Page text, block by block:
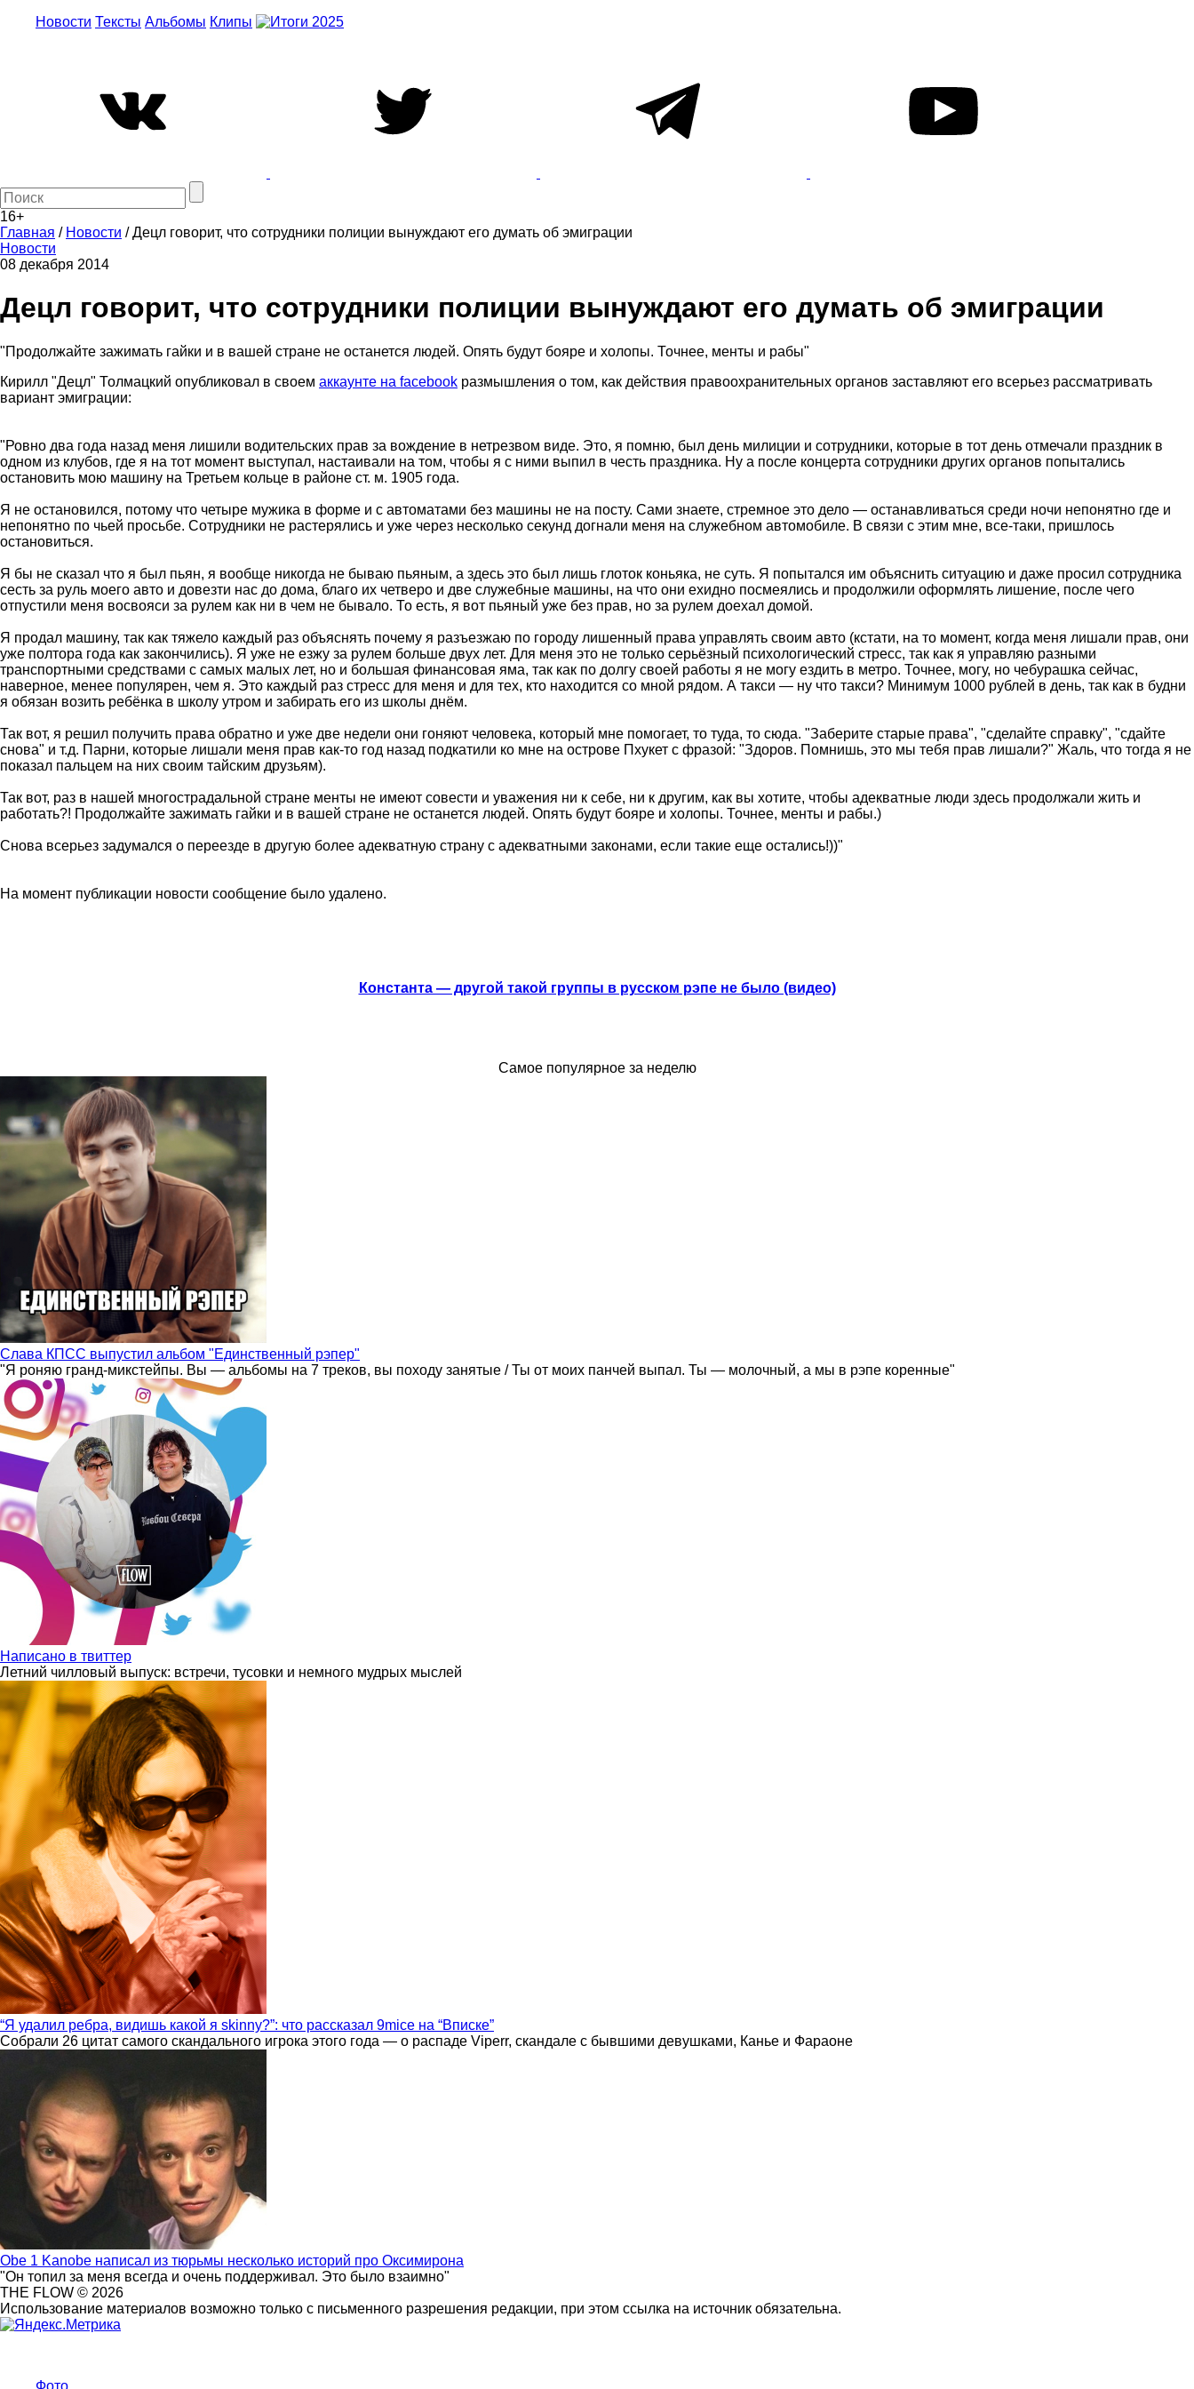
Новости Тексты Альбомы Клипы
16+
Главная / Новости /Децл говорит, что сотрудники полиции вынуждают его думать об эмиграции
Новости
08 декабря 2014
Децл говорит, что сотрудники полиции вынуждают его думать об эмиграции
"Продолжайте зажимать гайки и в вашей стране не останется людей. Опять будут бояре и холопы. Точнее, менты и рабы"
Кирилл "Децл" Толмацкий опубликовал в своем аккаунте на facebook размышления о том, как действия правоохранительных органов заставляют его всерьез рассматривать
вариант эмиграции:
"Ровно два года назад меня лишили водительских прав за вождение в нетрезвом виде. Это, я помню, был день милиции и сотрудники, которые в тот день отмечали праздник в
одном из клубов, где я на тот момент выступал, настаивали на том, чтобы я с ними выпил в честь праздника. Ну а после концерта сотрудники других органов попытались
остановить мою машину на Третьем кольце в районе ст. м. 1905 года.
Я не остановился, потому что четыре мужика в форме и с автоматами без машины не на посту. Сами знаете, стремное это дело — останавливаться среди ночи непонятно где и
непонятно по чьей просьбе. Сотрудники не растерялись и уже через несколько секунд догнали меня на служебном автомобиле. В связи с этим мне, все-таки, пришлось
остановиться.
Я бы не сказал что я был пьян, я вообще никогда не бываю пьяным, а здесь это был лишь глоток коньяка, не суть. Я попытался им объяснить ситуацию и даже просил сотрудника
сесть за руль моего авто и довезти нас до дома, благо их четверо и две служебные машины, на что они ехидно посмеялись и продолжили оформлять лишение, после чего
отпустили меня восвояси за рулем как ни в чем не бывало. То есть, я вот пьяный уже без прав, но за рулем доехал домой.
Я продал машину, так как тяжело каждый раз объяснять почему я разъезжаю по городу лишенный права управлять своим авто (кстати, на то момент, когда меня лишали прав, они
уже полтора года как закончились). Я уже не езжу за рулем больше двух лет. Для меня это не только серьёзный психологический стресс, так как я управляю разными
транспортными средствами с самых малых лет, но и большая финансовая яма, так как по долгу своей работы я не могу ездить в метро. Точнее, могу, но чебурашка сейчас,
наверное, менее популярен, чем я. Это каждый раз стресс для меня и для тех, кто находится со мной рядом. А такси — ну что такси? Минимум 1000 рублей в день, так как в будни
я обязан возить ребёнка в школу утром и забирать его из школы днём.
Так вот, я решил получить права обратно и уже две недели они гоняют человека, который мне помогает, то туда, то сюда. "Заберите старые права", "сделайте справку", "сдайте
снова" и т.д. Парни, которые лишали меня прав как-то год назад подкатили ко мне на острове Пхукет с фразой: "Здоров. Помнишь, это мы тебя прав лишали?" Жаль, что тогда я не
показал пальцем на них своим тайским друзьям).
Так вот, раз в нашей многострадальной стране менты не имеют совести и уважения ни к себе, ни к другим, как вы хотите, чтобы адекватные люди здесь продолжали жить и
работать?! Продолжайте зажимать гайки и в вашей стране не останется людей. Опять будут бояре и холопы. Точнее, менты и рабы.)
Снова всерьез задумался о переезде в другую более адекватную страну с адекватными законами, если такие еще остались!))"
На момент публикации новости сообщение было удалено.
Константа — другой такой группы в русском рэпе не было (видео)
Самое популярное за неделю
Слава КПСС выпустил альбом "Единственный рэпер"
"Я роняю гранд-микстейпы. Вы — альбомы на 7 треков, вы походу занятые / Ты от моих панчей выпал. Ты — молочный, а мы в рэпе коренные"
Написано в твиттер
Летний чилловый выпуск: встречи, тусовки и немного мудрых мыслей
“Я удалил ребра, видишь какой я skinny?”: что рассказал 9mice на “Вписке”
Собрали 26 цитат самого скандального игрока этого года — о распаде Viperr, скандале с бывшими девушками, Канье и Фараоне
Obe 1 Kanobe написал из тюрьмы несколько историй про Оксимирона
"Он топил за меня всегда и очень поддерживал. Это было взаимно"
THE FLOW © 2026
Использование материалов возможно только с письменного разрешения редакции, при этом ссылка на источник обязательна.
Фото